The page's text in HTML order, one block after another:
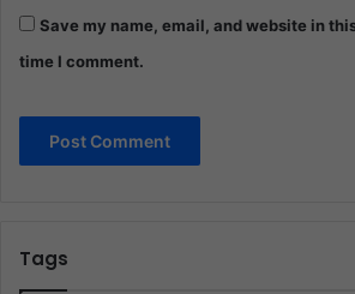
Save my name, email, and website in
time I comment.
Tags